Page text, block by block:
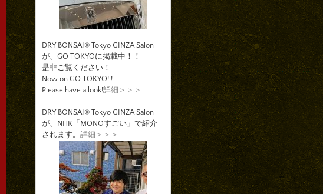
DRY BONSAI® Tokyo GINZA Salon
が、GO TOKYOに掲載中！！
是非ご覧ください！
Now on GO TOKYO! !
Please have a look!詳細＞＞＞
DRY BONSAI® Tokyo GINZA Salon
が、NHK「MONOすごい」で紹介
されます。 詳細＞＞＞